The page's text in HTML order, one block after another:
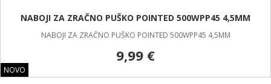
NOVO
NABOJI ZA ZRAČNO PUŠKO POINTED 500WPP45 4,5MM
NABOJI ZA ZRAČNO PUŠKO POINTED 500WPP45 4,5MM
9,99 €